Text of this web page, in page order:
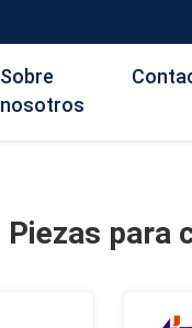
Sobre
nosotros
Piezas para